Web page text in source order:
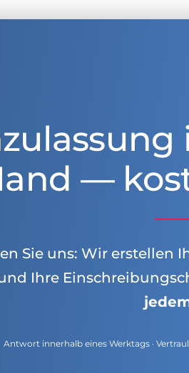
—
Sie uns: Wir erstellen
Ihre
Antwort innerhalb eines Werktags ·